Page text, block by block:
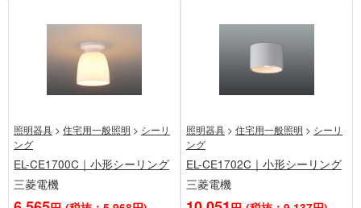
照明器具 > 住宅用一般照明 > シーリ
ング
EL-CE1700C｜小形シーリング
三菱電機
照明器具 > 住宅用一般照明 > シーリ
ング
EL-CE1702C｜小形シーリング
三菱電機